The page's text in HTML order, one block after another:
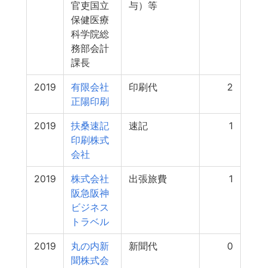
官吏国立
保健医療
科学院総
務部会計
課長
与）等
2019
有限会社
正陽印刷
印刷代 2
2019
扶桑速記
印刷株式
会社
速記 1
2019
株式会社
阪急阪神
ビジネス
トラベル
出張旅費 1
2019
丸の内新
聞株式会
新聞代 0